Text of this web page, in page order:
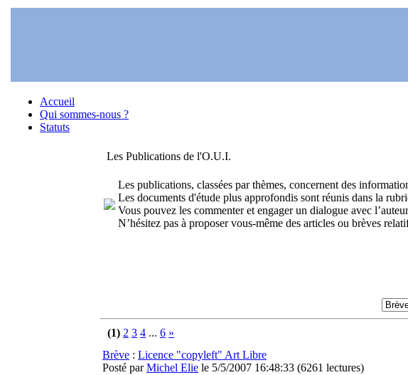
Accueil
Qui sommes-nous ?
Statuts
Les Publications de l'O.U.I.
Les publications, classées par thèmes, concernent des
Les documents d'étude plus approfondis sont réunis dans la
Vous pouvez les commenter et engager un dialogue avec
N’hésitez pas à proposer vous-même des articles ou brèves
(1) 2 3 4 ... 6 »
Brève : Licence "copyleft" Art Libre
Posté parMichel Elie le 5/5/2007 16:48:33 (6261 lectures)